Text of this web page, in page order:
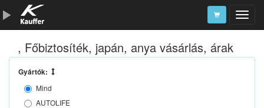
Szerszámkatalógus
Kosár
Alkatrészek
, Főbiztosíték, japán, anya vásárlás, árak
Gyártók:
Mind
AUTOLIFE